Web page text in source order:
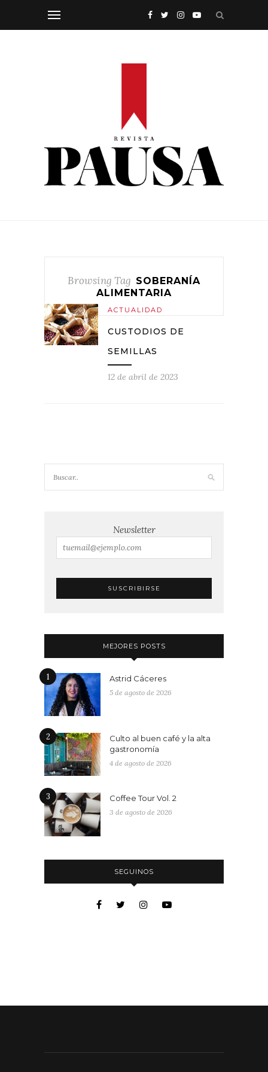
Browsing Tag SOBERANÍA
ALIMENTARIA
ACTUALIDAD
CUSTODIOS DE
SEMILLAS
12 de abril de 2023
Newsletter
MEJORES POSTS
1 Astrid Cáceres
5 de agosto de 2026
2
Culto al buen café y la alta
gastronomía
4 de agosto de 2026
3 Coffee Tour Vol. 2
3 de agosto de 2026
SEGUINOS